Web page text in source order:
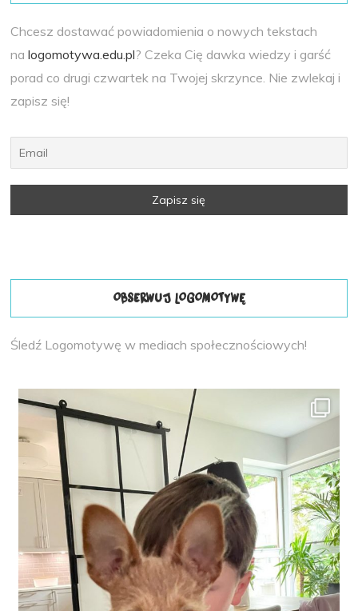
Chcesz dostawać powiadomienia o nowych tekstach
nalogomotywa.edu.pl? Czeka Cię dawka wiedzy i garść
porad co drugi czwartek na Twojej skrzynce. Nie zwlekaj i
zapisz się!
OBSERWUJ LOGOMOTYWĘ
Śledź Logomotywę w mediach społecznościowych!